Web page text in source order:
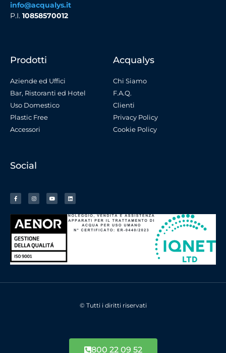
info@acqualys.it
P.I. 10858570012
Prodotti
Aziende ed Uffici
Bar, Ristoranti ed Hotel
Uso Domestico
Plastic Free
Accessori
Acqualys
Chi Siamo
F.A.Q.
Clienti
Privacy Policy
Cookie Policy
Social
© Tutti i diritti riservati
800 22 09 52